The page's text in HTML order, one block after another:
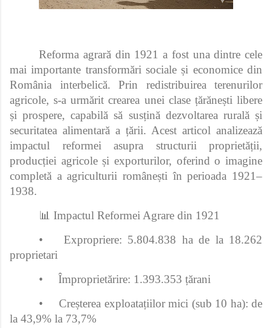
Reforma agrară din 1921 a fost una dintre cele
mai importante transformări sociale și economice din
România interbelică. Prin redistribuirea terenurilor
agricole, s-a urmărit crearea unei clase țărănești libere
și prospere, capabilă să susțină dezvoltarea rurală și
securitatea alimentară a țării. Acest articol analizează
impactul reformei asupra structurii proprietății,
producției agricole și exporturilor, oferind o imagine
completă a agriculturii românești în perioada 1921–
1938.
📊 Impactul Reformei Agrare din 1921
•
Expropriere: 5.804.838 ha de la 18.262
proprietari
•
Împroprietărire: 1.393.353 țărani
•
Creșterea exploatațiilor mici (sub 10 ha): de
la 43,9% la 73,7%